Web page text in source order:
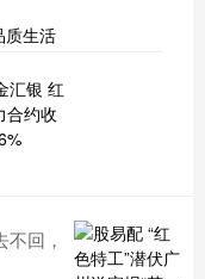
质生活
不回，